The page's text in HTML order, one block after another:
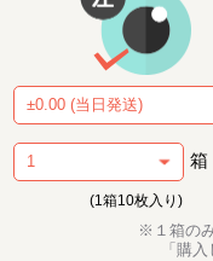
箱
(1箱10枚入り)
※１箱の
「購